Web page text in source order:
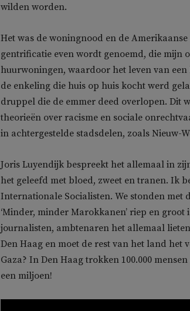
wilden worden.
Het was de woningnood en de
gentrificatie even wordt genoemd, die mijn
huurwoningen, waardoor het leven van
de enkeling die huis op huis kocht werd
druppel die de emmer deed overlopen. Dit
theorieën over racisme en sociale
in achtergestelde stadsdelen, zoals Nieuw-
Joris Luyendijk bespreekt het allemaal in
het geleefd met bloed, zweet en tranen. Ik
Internationale Socialisten. We stonden met
‘Minder, minder Marokkanen’ riep en
journalisten, ambtenaren het allemaal
Den Haag en moet de rest van het land het
Gaza? In Den Haag trokken 100.000
een miljoen!